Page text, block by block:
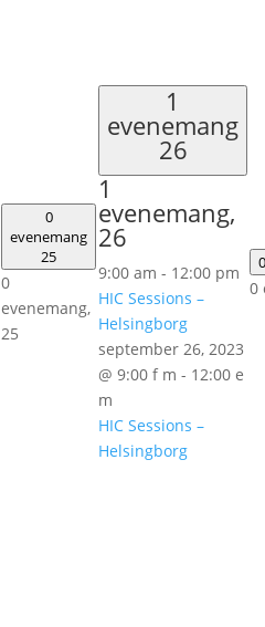
0
evenemang
25
0
evenemang,
25
1
evenemang
26
1
evenemang,
26
9:00 am - 12:00 pm
HIC Sessions –
Helsingborg
september 26, 2023
@ 9:00 f m - 12:00 e
m
HIC Sessions –
Helsingborg
0